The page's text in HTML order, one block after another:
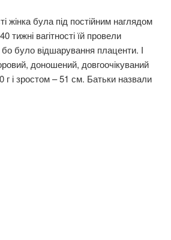
жінка була під постійним наглядом
тижні вагітності їй провели
було відшарування плаценти. І
доношений, довгоочікуваний
г і зростом – 51 см. Батьки назвали